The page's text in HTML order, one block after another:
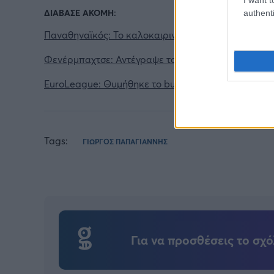
ΔΙΑΒΑΣΕ ΑΚΟΜΗ:
Παναθηναϊκός: Το καλοκαιρινό post του
Φενέρμπαχτσε: Αντέγραψε τον ποδοσφαιρικό
EuroLeague: Θυμήθηκε το buzzer-beater του Χέιζ-
Tags: ΓΙΩΡΓΟΣ ΠΑΠΑΓΙΑΝΝΗΣ
Για να προσθέσεις το